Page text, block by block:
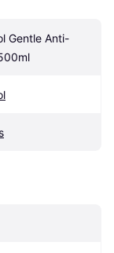
Gentle Anti-